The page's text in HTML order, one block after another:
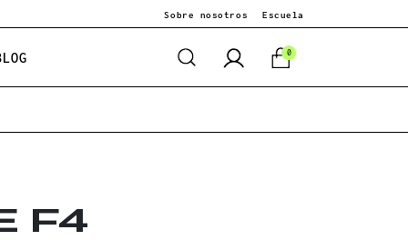
Sobre nosotros Escuela
0
F4